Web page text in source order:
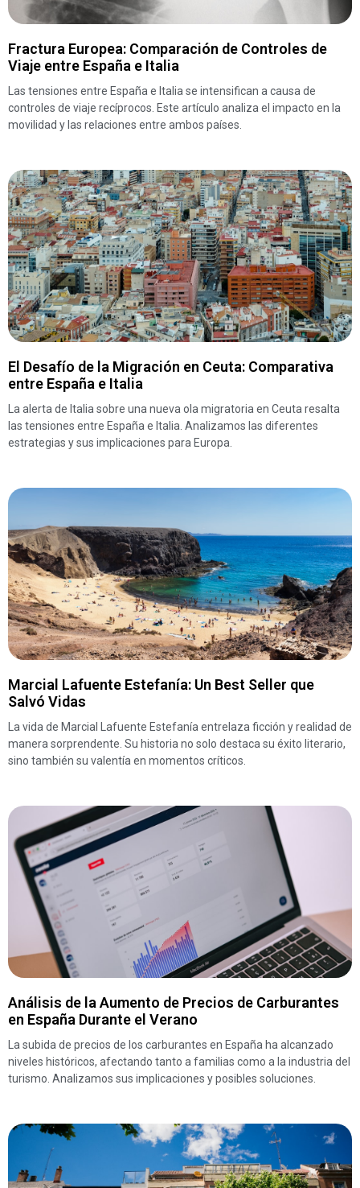
Fractura Europea: Comparación de Controles de
Viaje entre España e Italia
Las tensiones entre España e Italia se intensifican a causa de
controles de viaje recíprocos. Este artículo analiza el impacto en la
movilidad y las relaciones entre ambos países.
El Desafío de la Migración en Ceuta: Comparativa
entre España e Italia
La alerta de Italia sobre una nueva ola migratoria en Ceuta resalta
las tensiones entre España e Italia. Analizamos las diferentes
estrategias y sus implicaciones para Europa.
Marcial Lafuente Estefanía: Un Best Seller que
Salvó Vidas
La vida de Marcial Lafuente Estefanía entrelaza ficción y realidad de
manera sorprendente. Su historia no solo destaca su éxito literario,
sino también su valentía en momentos críticos.
Análisis de la Aumento de Precios de Carburantes
en España Durante el Verano
La subida de precios de los carburantes en España ha alcanzado
niveles históricos, afectando tanto a familias como a la industria del
turismo. Analizamos sus implicaciones y posibles soluciones.